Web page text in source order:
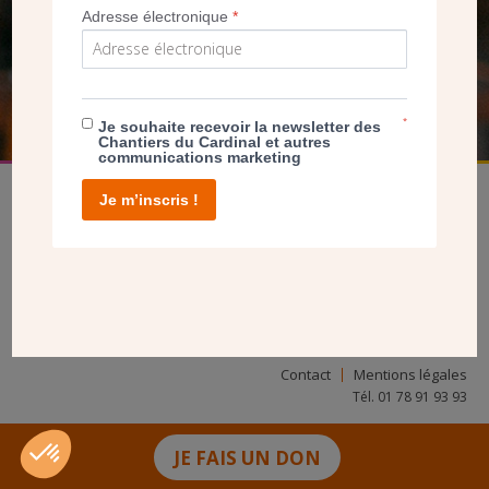
JE FAIS UN DON
NOUS PERMET D’AGIR
Contact Mentions légales
Tél. 01 78 91 93 93
Adresse électronique*
Je souhaite recevoir la newsletter des
Chantiers du Cardinal et autres
communications marketing
*
Je m’inscris !